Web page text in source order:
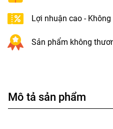
Lợi nhuận cao -
Sản phẩm không
Mô tả sản phẩm